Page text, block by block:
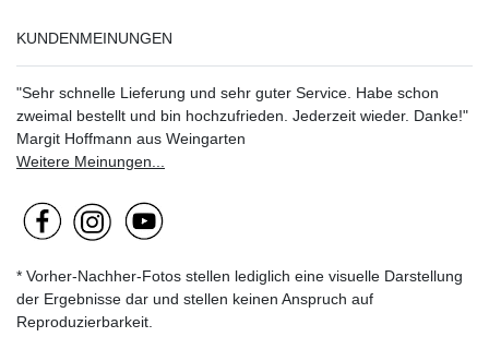
KUNDENMEINUNGEN
"Sehr schnelle Lieferung und sehr guter Service. Habe schon
zweimal bestellt und bin hochzufrieden. Jederzeit wieder. Danke!"
Margit Hoffmann aus Weingarten
Weitere Meinungen...
* Vorher-Nachher-Fotos stellen lediglich eine visuelle Darstellung
der Ergebnisse dar und stellen keinen Anspruch auf
Reproduzierbarkeit.